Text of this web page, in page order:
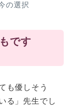
の選択
です
も優しそう
る」先生でし